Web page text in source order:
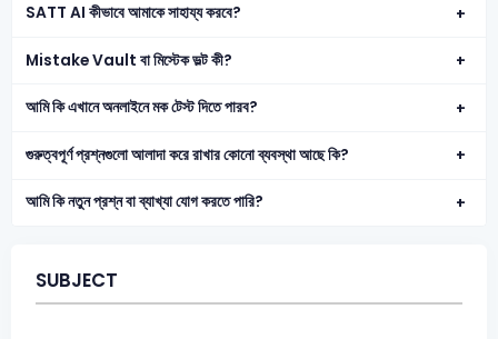
SATT AI কীভাবে আমাকে সাহায্য করবে?
Mistake Vault বা মিস্টেক ভল্ট কী?
আমি কি এখানে অনলাইনে মক টেস্ট দিতে পারব?
গুরুত্বপূর্ণ প্রশ্নগুলো আলাদা করে রাখার কোনো ব্যবস্থা আছে কি?
আমি কি নতুন প্রশ্ন বা ব্যাখ্যা যোগ করতে পারি?
SUBJECT